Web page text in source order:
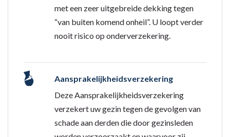
met een zeer uitgebreide dekking tegen
“van buiten komend onheil”. U loopt verder
nooit risico op onderverzekering.
Aansprakelijkheidsverzekering
Deze Aansprakelijkheidsverzekering
verzekert uw gezin tegen de gevolgen van
schade aan derden die door gezinsleden